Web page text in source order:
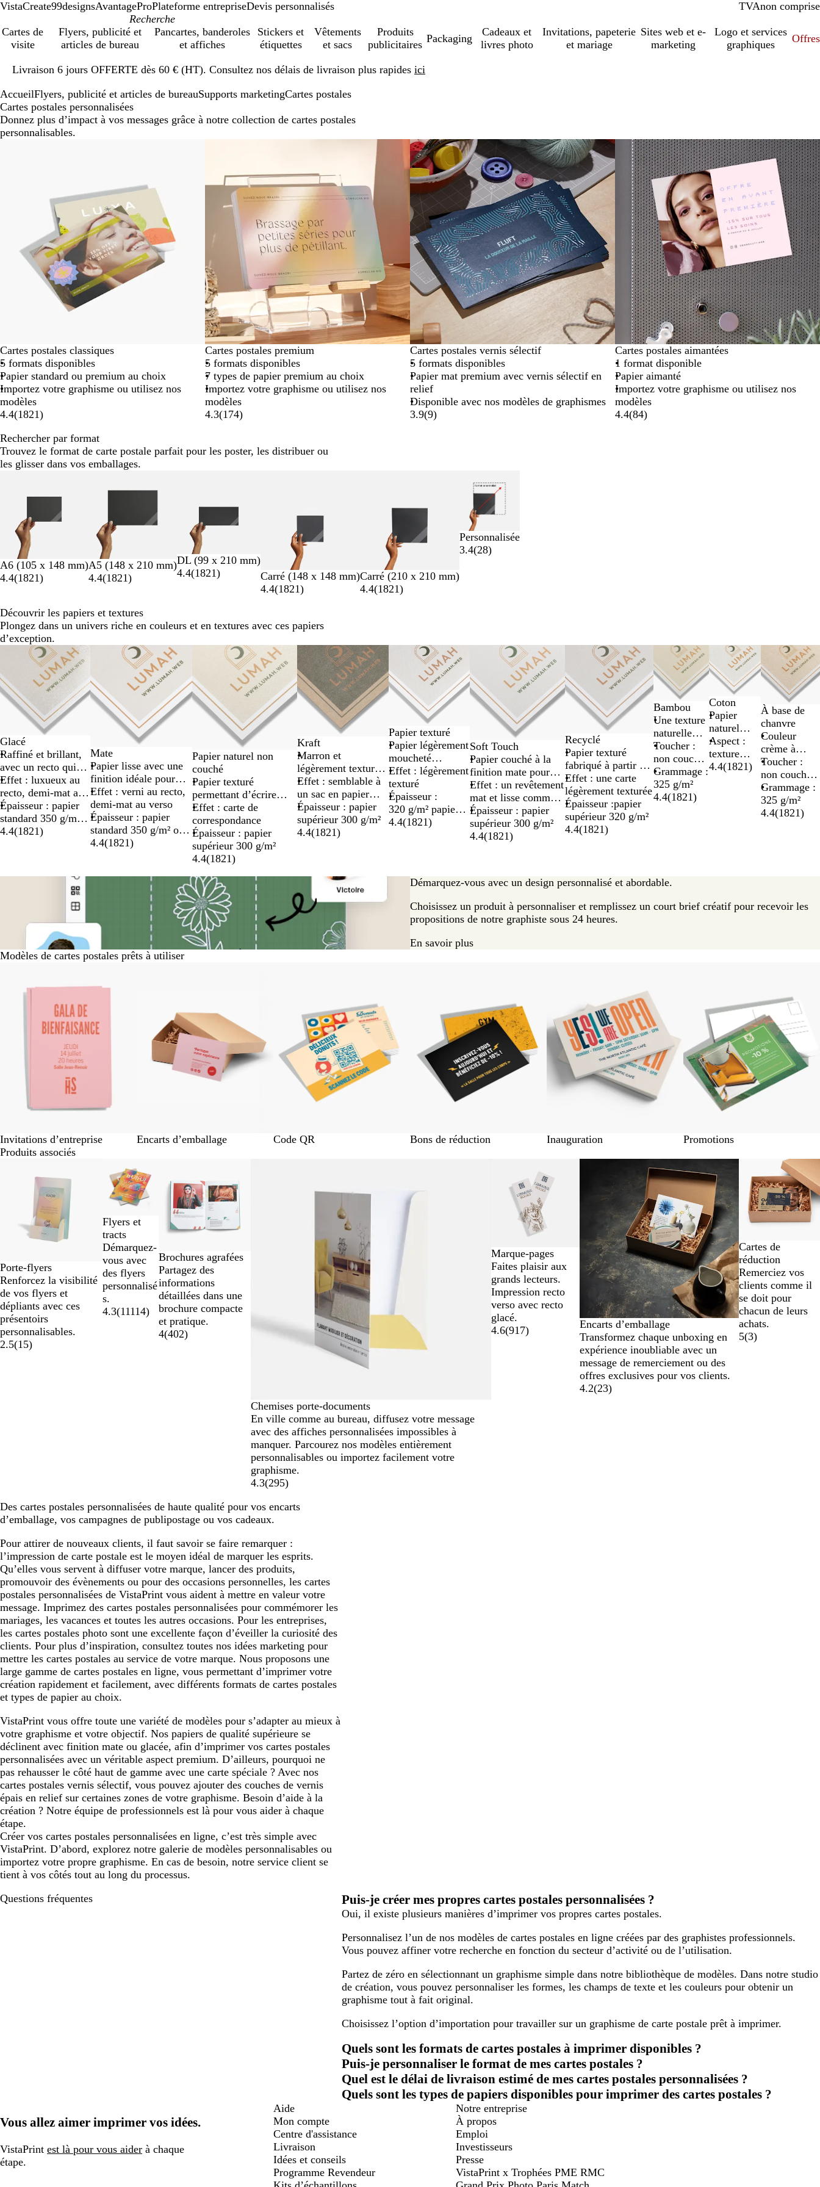
VistaCreate99designsAvantageProPlateforme entrepriseDevis personnalisés TVAcomprise
non comprise
Cartes de
visite
Flyers, publicité et
articles de bureau
Pancartes, banderoles
et affiches
Stickers et
étiquettes
Vêtements
et sacs
Produits
publicitaires
Packaging
Cadeaux et
livres photo
Invitations, papeterie
et mariage
Sites web et e-
marketing
Logo et services
graphiques
Offres
Livraison 6 jours OFFERTE dès 60 € (HT). Consultez nos délais de livraison plus rapides ici
1
AccueilFlyers, publicité et articles de bureauSupports marketingCartes postales
Cartes postales personnalisées
Donnez plus d’impact à vos messages grâce à notre collection de cartes postales
personnalisables.
Cartes postales classiques
5 formats disponibles
Papier standard ou premium au choix
Importez votre graphisme ou utilisez nos
modèles
4.4(1821)
Cartes postales premium
5 formats disponibles
7 types de papier premium au choix
Importez votre graphisme ou utilisez nos
modèles
4.3(174)
Cartes postales vernis sélectif
5 formats disponibles
Papier mat premium avec vernis sélectif en
relief
Disponible avec nos modèles de graphismes
3.9(9)
Cartes postales aimantées
1 format disponible
Papier aimanté
Importez votre graphisme ou utilisez nos
modèles
4.4(84)
Rechercher par format
Trouvez le format de carte postale parfait pour les poster, les distribuer ou
les glisser dans vos emballages.
A6 (105 x 148 mm)
4.4(1821)
A5 (148 x 210 mm)
4.4(1821)
DL (99 x 210 mm)
4.4(1821)
Carré (148 x 148 mm)
4.4(1821)
Carré (210 x 210 mm)
4.4(1821)
Personnalisée
3.4(28)
Découvrir les papiers et textures
Plongez dans un univers riche en couleurs et en textures avec ces papiers
d’exception.
Glacé
Raffiné et brillant,
avec un recto qui
capte la lumière
Effet : luxueux au
recto, demi-mat au
verso
Épaisseur : papier
standard 350 g/m²
ou papier supérieur
4.4(1821)
Mate
Papier lisse avec une
finition idéale pour
écrire et présentant
peu de reflets
Effet : verni au recto,
demi-mat au verso
Épaisseur : papier
standard 350 g/m² ou
papier supérieur
4.4(1821)
Papier naturel non
couché
Papier texturé
permettant d’écrire
facilement pour les
graphismes classiques.
Effet : carte de
correspondance
Épaisseur : papier
supérieur 300 g/m²
4.4(1821)
Kraft
Marron et
légèrement texturé
pour les graphismes
au style rustique
Effet : semblable à
un sac en papier
ultra-épais
Épaisseur : papier
supérieur 300 g/m²
4.4(1821)
Papier texturé
Papier légèrement
moucheté
permettant
d’écrire
facilement
Effet : légèrement
texturé
Épaisseur :
320 g/m² papier
supérieur
4.4(1821)
Soft Touch
Papier couché à la
finition mate pour
une sensation unique
au toucher
Effet : un revêtement
mat et lisse comme
du velours
Épaisseur : papier
supérieur 300 g/m²
4.4(1821)
Recyclé
Papier texturé
fabriqué à partir de
matériaux post-
consommation
Effet : une carte
légèrement texturée
Épaisseur :papier
supérieur 320 g/m²
4.4(1821)
Bambou
Une texture
naturelle
douce et
singulière
Toucher :
non couché
avec surface
tissée
Grammage :
325 g/m²
4.4(1821)
Coton
Papier
naturel
ultradoux
et
lumineux
Aspect :
texture
souple,
4.4(1821)
À base de
chanvre
Couleur
crème à
l’allure
naturelle
Toucher :
non couché
et
légèrement
texturé
Grammage :
325 g/m²
4.4(1821)
Diapositives
à
2
sur
Démarquez-vous avec un design personnalisé et abordable.
Choisissez un produit à personnaliser et remplissez un court brief créatif pour recevoir les
propositions de notre graphiste sous 24 heures.
En savoir plus
Modèles de cartes postales prêts à utiliser
Invitations d’entreprise Encarts d’emballage Code QR Bons de réduction Inauguration Promotions
Produits associés
Porte-flyers
Renforcez la visibilité
de vos flyers et
dépliants avec ces
présentoirs
personnalisables.
2.5(15)
Flyers et
tracts
Démarquez-
vous avec
des flyers
personnalisé
s.
4.3(11114)
Brochures agrafées
Partagez des
informations
détaillées dans une
brochure compacte
et pratique.
4(402)
Chemises porte-documents
En ville comme au bureau, diffusez votre message
avec des affiches personnalisées impossibles à
manquer. Parcourez nos modèles entièrement
personnalisables ou importez facilement votre
graphisme.
4.3(295)
Marque-pages
Faites plaisir aux
grands lecteurs.
Impression recto
verso avec recto
glacé.
4.6(917)
Encarts d’emballage
Transformez chaque unboxing en
expérience inoubliable avec un
message de remerciement ou des
offres exclusives pour vos clients.
4.2(23)
Cartes de
réduction
Remerciez vos
clients comme il
se doit pour
chacun de leurs
achats.
5(3)
Des cartes postales personnalisées de haute qualité pour vos encarts
d’emballage, vos campagnes de publipostage ou vos cadeaux.
Pour attirer de nouveaux clients, il faut savoir se faire remarquer :
l’impression de carte postale est le moyen idéal de marquer les esprits.
Qu’elles vous servent à diffuser votre marque, lancer des produits,
promouvoir des évènements ou pour des occasions personnelles, les cartes
postales personnalisées de VistaPrint vous aident à mettre en valeur votre
message. Imprimez des cartes postales personnalisées pour commémorer les
mariages, les vacances et toutes les autres occasions. Pour les entreprises,
les cartes postales photo sont une excellente façon d’éveiller la curiosité des
clients. Pour plus d’inspiration, consultez toutes nos idées marketing pour
mettre les cartes postales au service de votre marque. Nous proposons une
large gamme de cartes postales en ligne, vous permettant d’imprimer votre
création rapidement et facilement, avec différents formats de cartes postales
et types de papier au choix.
VistaPrint vous offre toute une variété de modèles pour s’adapter au mieux à
votre graphisme et votre objectif. Nos papiers de qualité supérieure se
déclinent avec finition mate ou glacée, afin d’imprimer vos cartes postales
personnalisées avec un véritable aspect premium. D’ailleurs, pourquoi ne
pas rehausser le côté haut de gamme avec une carte spéciale ? Avec nos
cartes postales vernis sélectif, vous pouvez ajouter des couches de vernis
épais en relief sur certaines zones de votre graphisme. Besoin d’aide à la
création ? Notre équipe de professionnels est là pour vous aider à chaque
étape.
Créer vos cartes postales personnalisées en ligne, c’est très simple avec
VistaPrint. D’abord, explorez notre galerie de modèles personnalisables ou
importez votre propre graphisme. En cas de besoin, notre service client se
tient à vos côtés tout au long du processus.
Questions fréquentes
Puis-je créer mes propres cartes postales personnalisées ?
Oui, il existe plusieurs manières d’imprimer vos propres cartes postales.
Personnalisez l’un de nos modèles de cartes postales en ligne créées par des graphistes professionnels.
Vous pouvez affiner votre recherche en fonction du secteur d’activité ou de l’utilisation.
Partez de zéro en sélectionnant un graphisme simple dans notre bibliothèque de modèles. Dans notre studio
de création, vous pouvez personnaliser les formes, les champs de texte et les couleurs pour obtenir un
graphisme tout à fait original.
Choisissez l’option d’importation pour travailler sur un graphisme de carte postale prêt à imprimer.
Quels sont les formats de cartes postales à imprimer disponibles ?
Puis-je personnaliser le format de mes cartes postales ?
Quel est le délai de livraison estimé de mes cartes postales personnalisées ?
Quels sont les types de papiers disponibles pour imprimer des cartes postales ?
Vous allez aimer imprimer vos idées.
VistaPrint est là pour vous aider à chaque
étape.
Aide
Mon compte
Centre d'assistance
Livraison
Idées et conseils
Programme Revendeur
Notre entreprise
À propos
Emploi
Investisseurs
Presse
VistaPrint x Trophées PME RMC